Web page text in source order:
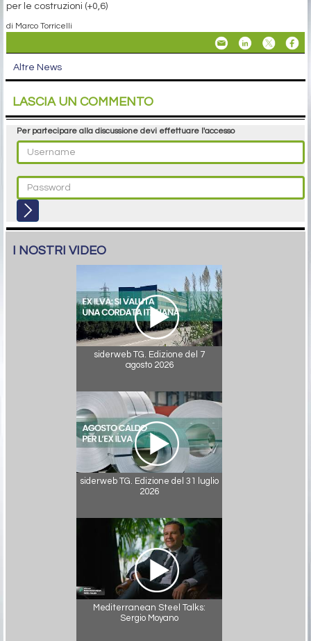
per le costruzioni (+0,6)
di Marco Torricelli
Altre News
LASCIA UN COMMENTO
Per partecipare alla discussione devi effettuare l'accesso
I NOSTRI VIDEO
siderweb TG. Edizione del 7
agosto 2026
siderweb TG. Edizione del 31 luglio
2026
Mediterranean Steel Talks:
Sergio Moyano